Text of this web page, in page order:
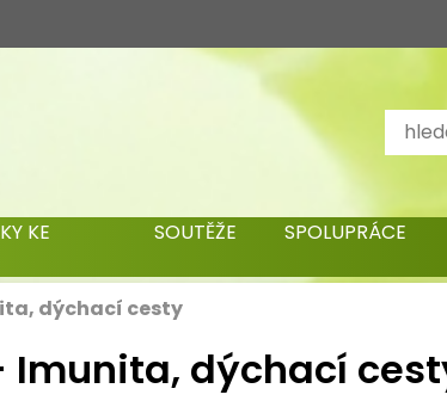
KE
SOUTĚŽE SPOLUPRÁCE
dýchací cesty
- Imunita, dýchací